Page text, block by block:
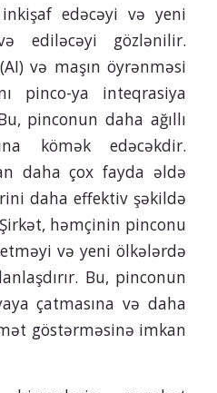
edəcəyi və yeni
ediləcəyi gözlənilir.
və maşın öyrənməsi
pinco-ya inteqrasiya
pinconun daha ağıllı
kömək edəcəkdir.
daha çox fayda əldə
daha effektiv şəkildə
həmçinin pinconu
və yeni ölkələrdə
Bu, pinconun
çatmasına və daha
göstərməsinə imkan